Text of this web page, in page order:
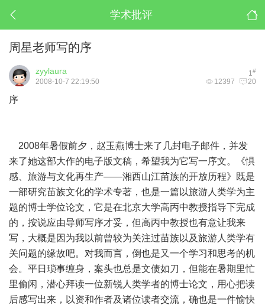
学术批评
周星老师写的序
1#
zyylaura
12397 20
2008-10-7 22:19:50
序
2008年暑假前夕，赵玉燕博士来了几封电子邮件，并发
来了她这部大作的电子版文稿，希望我为它写一序文。《惧
感、旅游与文化再生产——湘西山江苗族的开放历程》既是
一部研究苗族文化的学术专著，也是一篇以旅游人类学为主
题的博士学位论文，它是在北京大学高丙中教授指导下完成
的，按说应由导师写序才妥，但高丙中教授也有意让我来
写，大概是因为我以前曾较为关注过苗族以及旅游人类学有
关问题的缘故吧。对我而言，倒也是又一个学习和思考的机
会。平日琐事缠身，案头也总是文债如刀，但能在暑期里忙
里偷闲，潜心拜读一位新锐人类学者的博士论文，用心把读
后感写出来，以资和作者及诸位读者交流，确也是一件愉快